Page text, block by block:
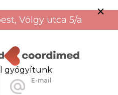
Völgy utca 5/a
gyógyítunk
E-mail